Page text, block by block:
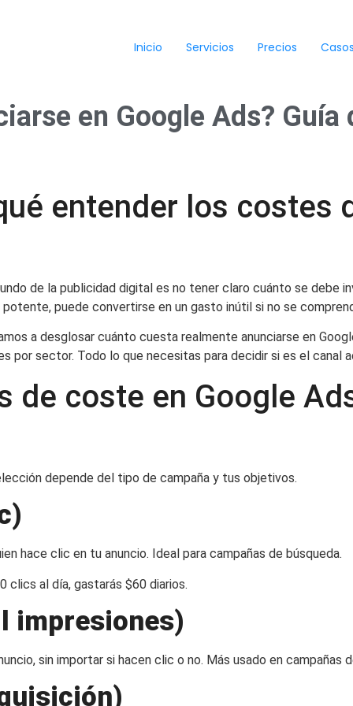
Inicio Servicios Precios
en Google Ads? Guía
entender los costes
de la publicidad digital es no tener claro cuánto se debe
puede convertirse en un gasto inútil si no se
a desglosar cuánto cuesta realmente anunciarse en
por sector. Todo lo que necesitas para decidir si es el canal
de coste en Google
depende del tipo de campaña y tus objetivos.
hace clic en tu anuncio. Ideal para campañas de búsqueda.
clics al día, gastarás $60 diarios.
impresiones)
sin importar si hacen clic o no. Más usado en campañas